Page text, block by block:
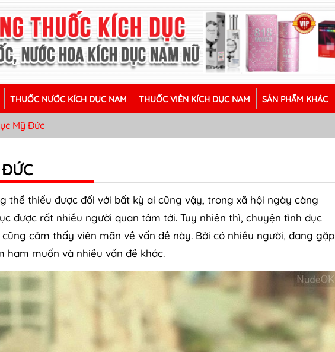
THUỐC NƯỚC KÍCH DỤC NAM THUỐC VIÊN KÍCH DỤC NAM SẢN PHẨM KHÁC
Mỹ Đức
ĐỨC
thể thiếu được đối với bất kỳ ai cũng vậy, trong xã hội ngày càng
được rất nhiều người quan tâm tới. Tuy nhiên thì, chuyện tình dục
cảm thấy viên mãn về vấn đề này. Bởi có nhiều người, đang gặp
ham muốn và nhiều vấn đề khác.